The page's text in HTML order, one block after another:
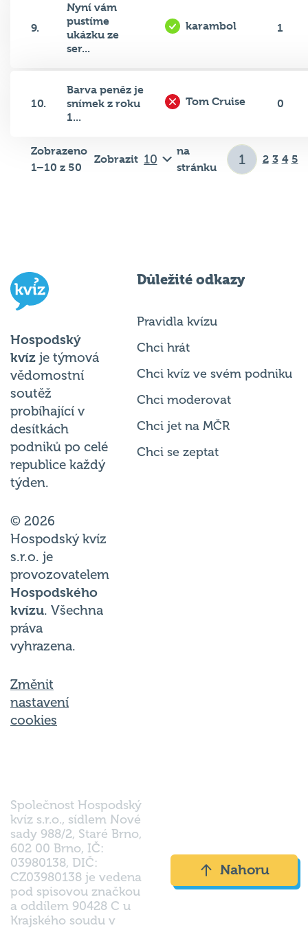
9.
Nyní vám
pustíme
ukázku ze
ser...
karambol 1
10.
Barva peněz je
snímek z roku
1...
Tom Cruise 0
Zobrazeno
1–10 z 50
Zobrazit
na
stránku
2 3 4 5
Hospodský
kvíz je týmová
vědomostní
soutěž
probíhající v
desítkách
podniků po celé
republice každý
týden.
© 2026
Hospodský kvíz
s.r.o. je
provozovatelem
Hospodského
kvízu. Všechna
práva
vyhrazena.
Změnit
nastavení
cookies
Důležité odkazy
Pravidla kvízu
Chci hrát
Chci kvíz ve svém podniku
Chci moderovat
Chci jet na MČR
Chci se zeptat
Společnost Hospodský
kvíz s.r.o., sídlem Nové
sady 988/2, Staré Brno,
602 00 Brno, IČ:
03980138, DIČ:
CZ03980138 je vedena
pod spisovou značkou
a oddílem 90428 C u
Krajského soudu v
Nahoru